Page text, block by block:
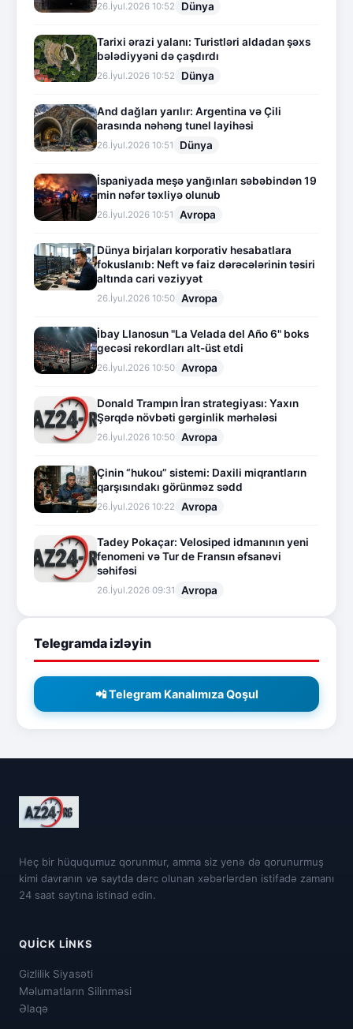
26.İyul.2026 10:52 Dünya
Tarixi ərazi yalanı: Turistləri aldadan şəxs
bələdiyyəni də çaşdırdı
26.İyul.2026 10:52 Dünya
And dağları yarılır: Argentina və Çili
arasında nəhəng tunel layihəsi
26.İyul.2026 10:51 Dünya
İspaniyada meşə yanğınları səbəbindən 19
min nəfər təxliyə olunub
26.İyul.2026 10:51 Avropa
Dünya birjaları korporativ hesabatlara
fokuslanıb: Neft və faiz dərəcələrinin təsiri
altında cari vəziyyət
26.İyul.2026 10:50 Avropa
İbay Llanosun "La Velada del Año 6" boks
gecəsi rekordları alt-üst etdi
26.İyul.2026 10:50 Avropa
Donald Trampın İran strategiyası: Yaxın
Şərqdə növbəti gərginlik mərhələsi
26.İyul.2026 10:50 Avropa
Çinin “hukou” sistemi: Daxili miqrantların
qarşısındakı görünməz sədd
26.İyul.2026 10:22 Avropa
Tadey Pokaçar: Velosiped idmanının yeni
fenomeni və Tur de Fransın əfsanəvi
səhifəsi
26.İyul.2026 09:31 Avropa
Telegramda izləyin
📲 Telegram Kanalımıza Qoşul
Heç bir hüququmuz qorunmur, amma siz yenə də qorunurmuş
kimi davranın və saytda dərc olunan xəbərlərdən istifadə zamanı
24 saat saytına istinad edin.
QUICK LINKS
Gizlilik Siyasəti
Məlumatların Silinməsi
Əlaqə